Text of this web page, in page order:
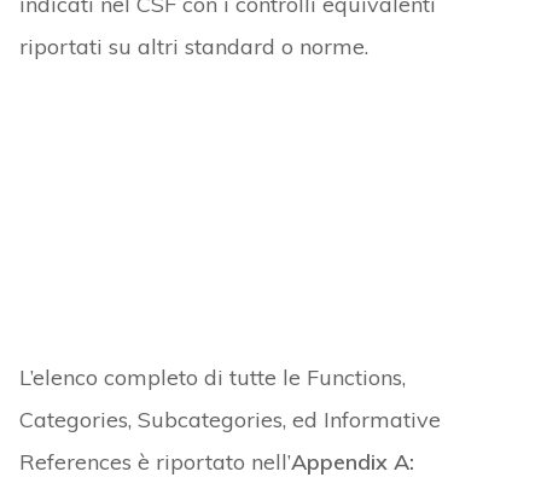
riportati su altri standard o norme.
L’elenco completo di tutte le Functions,
Categories, Subcategories, ed Informative
References è riportato nell’Appendix A: